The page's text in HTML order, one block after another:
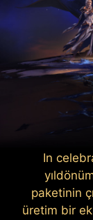
In
paketinin
üretim bir